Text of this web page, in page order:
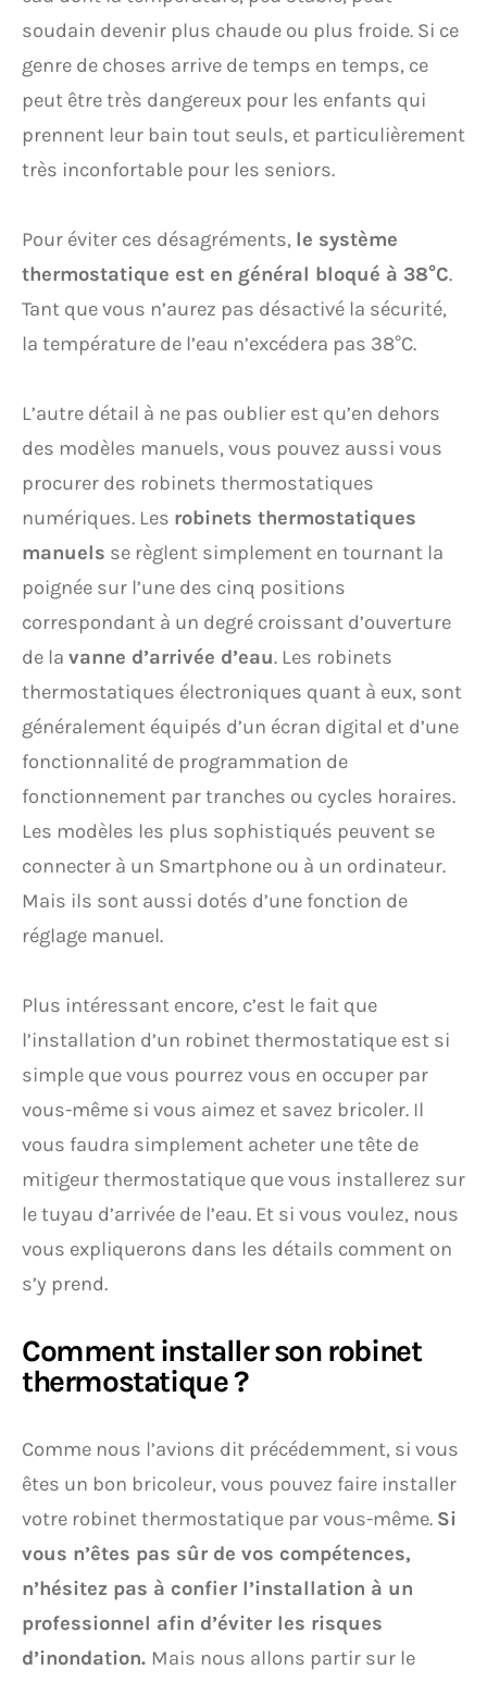
soudain devenir plus chaude ou plus froide. Si ce
genre de choses arrive de temps en temps, ce
peut être très dangereux pour les enfants qui
prennent leur bain tout seuls, et particulièrement
très inconfortable pour les seniors.
Pour éviter ces désagréments, le système
thermostatique est en général bloqué à 38°C.
Tant que vous n’aurez pas désactivé la sécurité,
la température de l’eau n’excédera pas 38°C.
L’autre détail à ne pas oublier est qu’en dehors
des modèles manuels, vous pouvez aussi vous
procurer des robinets thermostatiques
numériques. Les robinets thermostatiques
manuels se règlent simplement en tournant la
poignée sur l’une des cinq positions
correspondant à un degré croissant d’ouverture
de la vanne d’arrivée d’eau. Les robinets
thermostatiques électroniques quant à eux, sont
généralement équipés d’un écran digital et d’une
fonctionnalité de programmation de
fonctionnement par tranches ou cycles horaires.
Les modèles les plus sophistiqués peuvent se
connecter à un Smartphone ou à un ordinateur.
Mais ils sont aussi dotés d’une fonction de
réglage manuel.
Plus intéressant encore, c’est le fait que
l’installation d’un robinet thermostatique est si
simple que vous pourrez vous en occuper par
vous-même si vous aimez et savez bricoler. Il
vous faudra simplement acheter une tête de
mitigeur thermostatique que vous installerez sur
le tuyau d’arrivée de l’eau. Et si vous voulez, nous
vous expliquerons dans les détails comment on
s’y prend.
Comment installer son robinet
thermostatique ?
Comme nous l’avions dit précédemment, si vous
êtes un bon bricoleur, vous pouvez faire installer
votre robinet thermostatique par vous-même. Si
vous n’êtes pas sûr de vos compétences,
n’hésitez pas à confier l’installation à un
professionnel afin d’éviter les risques
d’inondation. Mais nous allons partir sur le